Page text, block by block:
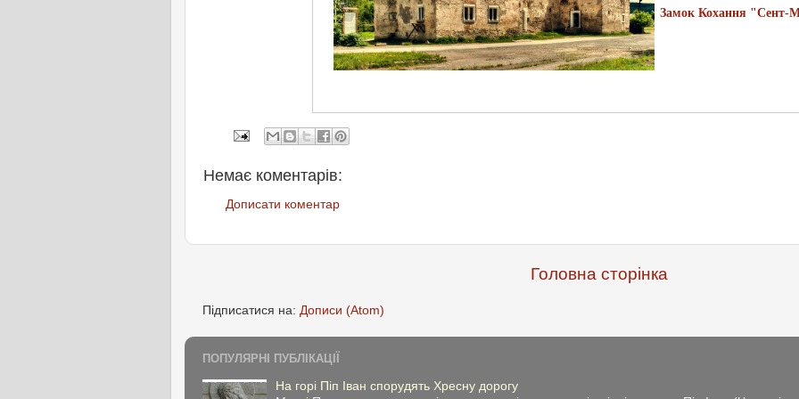
Замок Кохання "Сент-
Немає коментарів:
Дописати коментар
Головна сторінка
Підписатися на: Дописи (Atom)
ПОПУЛЯРНІ ПУБЛІКАЦІЇ
На горі Піп Іван спорудять Хресну дорогу